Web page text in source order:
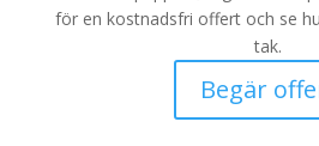
för en kostnadsfri offert och se
tak.
Begär